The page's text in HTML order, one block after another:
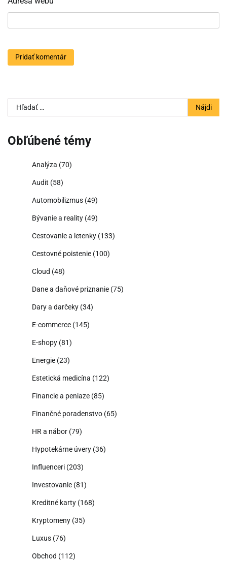
Hľadať:
Obľúbené témy
Analýza (70)
Audit (58)
Automobilizmus (49)
Bývanie a reality (49)
Cestovanie a letenky (133)
Cestovné poistenie (100)
Cloud (48)
Dane a daňové priznanie (75)
Dary a darčeky (34)
E-commerce (145)
E-shopy (81)
Energie (23)
Estetická medicína (122)
Financie a peniaze (85)
Finančné poradenstvo (65)
HR a nábor (79)
Hypotekárne úvery (36)
Influenceri (203)
Investovanie (81)
Kreditné karty (168)
Kryptomeny (35)
Luxus (76)
Obchod (112)